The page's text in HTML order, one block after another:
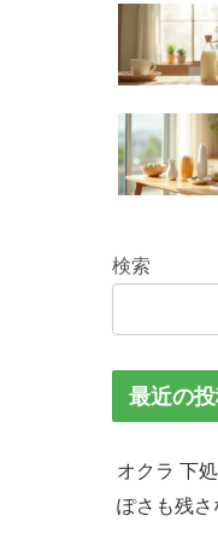
検索
最近の
オクラ 下
ぽさも残